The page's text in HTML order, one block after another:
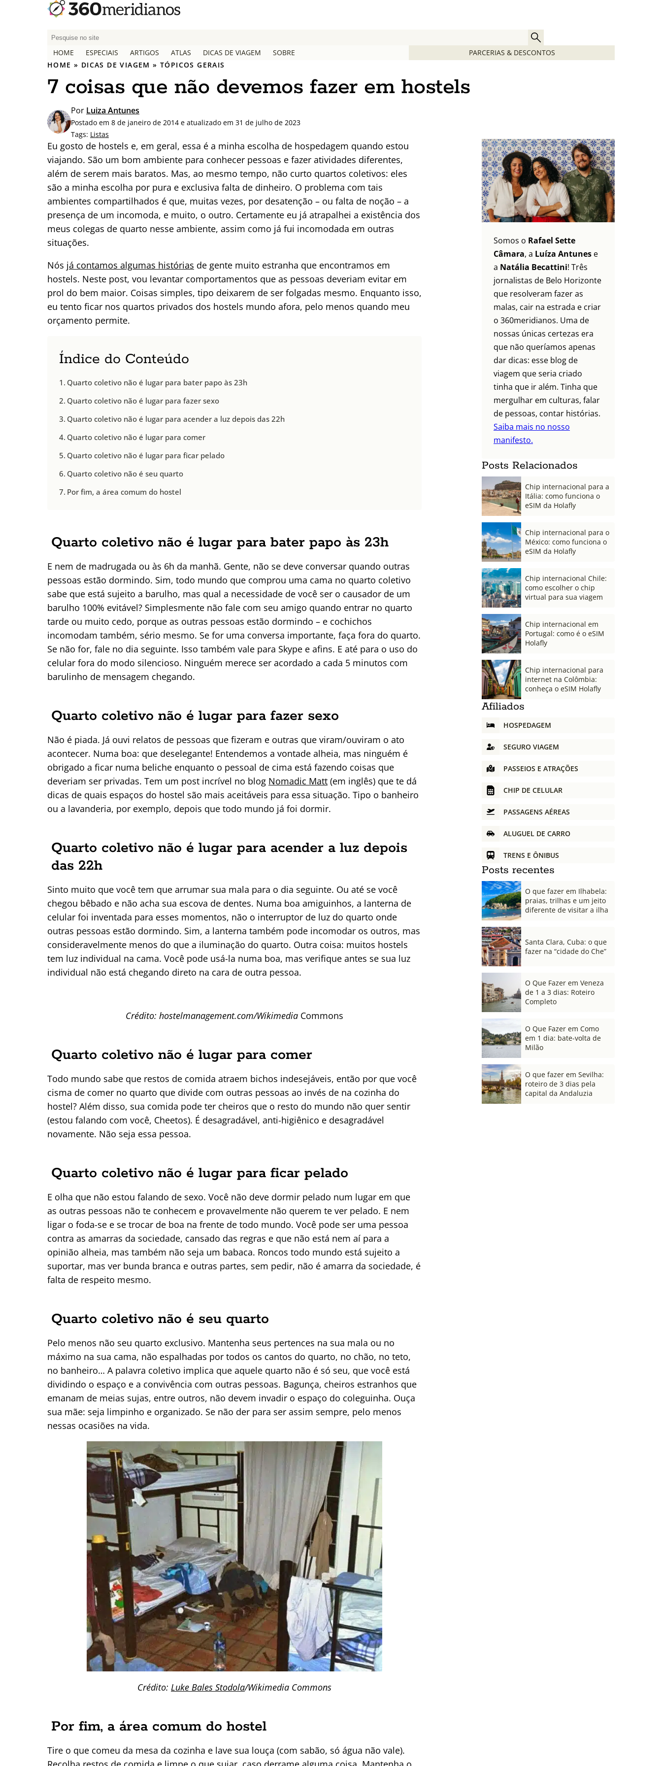
P
q
u
a
r
p
o
r
:
HOME ESPECIAIS ARTIGOS ATLAS DICAS DE VIAGEM SOBRE
PARCERIAS & DESCONTOS
HOME » DICAS DE VIAGEM »TÓPICOS GERAIS
7 coisas que não devemos fazer em hostels
Por Luiza Antunes
Postado em 8 de janeiro de 2014 e atualizado em 31 de julho de 2023
Tags: Listas
Eu gosto de hostels e, em geral, essa é a minha escolha de hospedagem quando estou
viajando. São um bom ambiente para conhecer pessoas e fazer atividades diferentes,
além de serem mais baratos. Mas, ao mesmo tempo, não curto quartos coletivos: eles
são a minha escolha por pura e exclusiva falta de dinheiro. O problema com tais
ambientes compartilhados é que, muitas vezes, por desatenção – ou falta de noção – a
presença de um incomoda, e muito, o outro. Certamente eu já atrapalhei a existência dos
meus colegas de quarto nesse ambiente, assim como já fui incomodada em outras
situações.
Nós já contamos algumas histórias de gente muito estranha que encontramos em
hostels. Neste post, vou levantar comportamentos que as pessoas deveriam evitar em
prol do bem maior. Coisas simples, tipo deixarem de ser folgadas mesmo. Enquanto isso,
eu tento ficar nos quartos privados dos hostels mundo afora, pelo menos quando meu
orçamento permite.
Índice do Conteúdo
Quarto coletivo não é lugar para bater papo às 23h
Quarto coletivo não é lugar para fazer sexo
Quarto coletivo não é lugar para acender a luz depois das 22h
Quarto coletivo não é lugar para comer
Quarto coletivo não é lugar para ficar pelado
Quarto coletivo não é seu quarto
Por fim, a área comum do hostel
Quarto coletivo não é lugar para bater papo às 23h
E nem de madrugada ou às 6h da manhã. Gente, não se deve conversar quando outras
pessoas estão dormindo. Sim, todo mundo que comprou uma cama no quarto coletivo
sabe que está sujeito a barulho, mas qual a necessidade de você ser o causador de um
barulho 100% evitável? Simplesmente não fale com seu amigo quando entrar no quarto
tarde ou muito cedo, porque as outras pessoas estão dormindo – e cochichos
incomodam também, sério mesmo. Se for uma conversa importante, faça fora do quarto.
Se não for, fale no dia seguinte. Isso também vale para Skype e afins. E até para o uso do
celular fora do modo silencioso. Ninguém merece ser acordado a cada 5 minutos com
barulinho de mensagem chegando.
Quarto coletivo não é lugar para fazer sexo
Não é piada. Já ouvi relatos de pessoas que fizeram e outras que viram/ouviram o ato
acontecer. Numa boa: que deselegante! Entendemos a vontade alheia, mas ninguém é
obrigado a ficar numa beliche enquanto o pessoal de cima está fazendo coisas que
deveriam ser privadas. Tem um post incrível no blog Nomadic Matt (em inglês) que te dá
dicas de quais espaços do hostel são mais aceitáveis para essa situação. Tipo o banheiro
ou a lavanderia, por exemplo, depois que todo mundo já foi dormir.
Quarto coletivo não é lugar para acender a luz depois
das 22h
Sinto muito que você tem que arrumar sua mala para o dia seguinte. Ou até se você
chegou bêbado e não acha sua escova de dentes. Numa boa amiguinhos, a lanterna de
celular foi inventada para esses momentos, não o interruptor de luz do quarto onde
outras pessoas estão dormindo. Sim, a lanterna também pode incomodar os outros, mas
consideravelmente menos do que a iluminação do quarto. Outra coisa: muitos hostels
tem luz individual na cama. Você pode usá-la numa boa, mas verifique antes se sua luz
individual não está chegando direto na cara de outra pessoa.
Crédito: hostelmanagement.com/Wikimedia Commons
Quarto coletivo não é lugar para comer
Todo mundo sabe que restos de comida atraem bichos indesejáveis, então por que você
cisma de comer no quarto que divide com outras pessoas ao invés de na cozinha do
hostel? Além disso, sua comida pode ter cheiros que o resto do mundo não quer sentir
(estou falando com você, Cheetos). É desagradável, anti-higiênico e desagradável
novamente. Não seja essa pessoa.
Quarto coletivo não é lugar para ficar pelado
E olha que não estou falando de sexo. Você não deve dormir pelado num lugar em que
as outras pessoas não te conhecem e provavelmente não querem te ver pelado. E nem
ligar o foda-se e se trocar de boa na frente de todo mundo. Você pode ser uma pessoa
contra as amarras da sociedade, cansado das regras e que não está nem aí para a
opinião alheia, mas também não seja um babaca. Roncos todo mundo está sujeito a
suportar, mas ver bunda branca e outras partes, sem pedir, não é amarra da sociedade, é
falta de respeito mesmo.
Quarto coletivo não é seu quarto
Pelo menos não seu quarto exclusivo. Mantenha seus pertences na sua mala ou no
máximo na sua cama, não espalhadas por todos os cantos do quarto, no chão, no teto,
no banheiro… A palavra coletivo implica que aquele quarto não é só seu, que você está
dividindo o espaço e a convivência com outras pessoas. Bagunça, cheiros estranhos que
emanam de meias sujas, entre outros, não devem invadir o espaço do coleguinha. Ouça
sua mãe: seja limpinho e organizado. Se não der para ser assim sempre, pelo menos
nessas ocasiões na vida.
Crédito: Luke Bales Stodola/Wikimedia Commons
Por fim, a área comum do hostel
Tire o que comeu da mesa da cozinha e lave sua louça (com sabão, só água não vale).
Somos o Rafael Sette
Câmara, a Luíza Antunes e
a Natália Becattini! Três
jornalistas de Belo Horizonte
que resolveram fazer as
malas, cair na estrada e criar
o 360meridianos. Uma de
nossas únicas certezas era
que não queríamos apenas
dar dicas: esse blog de
viagem que seria criado
tinha que ir além. Tinha que
mergulhar em culturas, falar
de pessoas, contar histórias.
Saiba mais no nosso
manifesto.
Posts Relacionados
Chip internacional para a
Itália: como funciona o
eSIM da Holafly
Chip internacional para o
México: como funciona o
eSIM da Holafly
Chip internacional Chile:
como escolher o chip
virtual para sua viagem
Chip internacional em
Portugal: como é o eSIM
Holafly
Chip internacional para
internet na Colômbia:
conheça o eSIM Holafly
Afiliados
HOSPEDAGEM
SEGURO VIAGEM
PASSEIOS E ATRAÇÕES
CHIP DE CELULAR
PASSAGENS AÉREAS
ALUGUEL DE CARRO
TRENS E ÔNIBUS
Posts recentes
O que fazer em Ilhabela:
praias, trilhas e um jeito
diferente de visitar a ilha
Santa Clara, Cuba: o que
fazer na “cidade do Che”
O Que Fazer em Veneza
de 1 a 3 dias: Roteiro
Completo
O Que Fazer em Como
em 1 dia: bate-volta de
Milão
O que fazer em Sevilha:
roteiro de 3 dias pela
capital da Andaluzia